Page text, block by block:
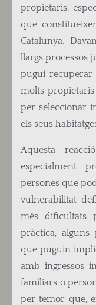
propietaris,
que
Catalunya.
llargs processos
pugui recuperar
molts
per seleccionar
els seus
Aquesta
especialment
persones que
vulnerabilitat
més dificultats
pràctica,
que puguin
amb ingressos
familiars o
per temor que,